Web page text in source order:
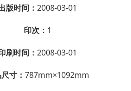
版时间： 2008-03-01
印次： 1
刷时间： 2008-03-01
寸： 787mm×1092mm